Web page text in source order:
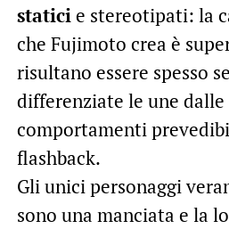
staticie stereotipati: la
che Fujimoto crea è
risultano essere spesso
differenziate le une
comportamenti
flashback.
Gli unici personaggi
sono una manciata e la